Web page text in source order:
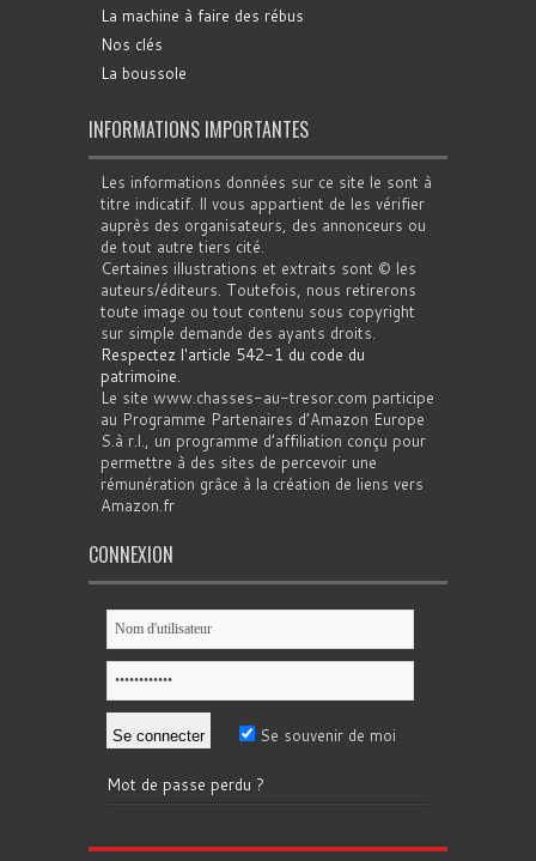
La machine à faire des rébus
Nos clés
La boussole
INFORMATIONS IMPORTANTES
Les informations données sur ce site le sont à
titre indicatif. Il vous appartient de les vérifier
auprès des organisateurs, des annonceurs ou
de tout autre tiers cité.
Certaines illustrations et extraits sont © les
auteurs/éditeurs. Toutefois, nous retirerons
toute image ou tout contenu sous copyright
sur simple demande des ayants droits.
Respectez l'article 542-1 du code du
patrimoine.
Le site www.chasses-au-tresor.com participe
au Programme Partenaires d’Amazon Europe
S.à r.l., un programme d’affiliation conçu pour
permettre à des sites de percevoir une
rémunération grâce à la création de liens vers
Amazon.fr
CONNEXION
Se souvenir de moi
Mot de passe perdu ?